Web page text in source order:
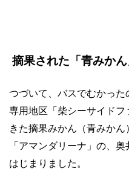
摘果された「青みかん
つづいて、バスでむかっ
専用地区「柴シーサイド
きた摘果みかん（青みか
「アマンダリーナ」の、
はじまりました。